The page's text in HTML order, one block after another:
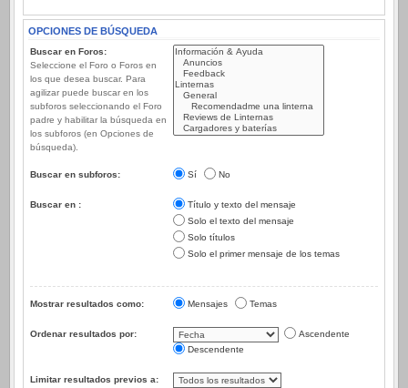
OPCIONES DE BÚSQUEDA
Buscar en Foros:
Seleccione el Foro o Foros en
los que desea buscar. Para
agilizar puede buscar en los
subforos seleccionando el Foro
padre y habilitar la búsqueda en
los subforos (en Opciones de
búsqueda).
Buscar en subforos: Sí No
Buscar en :
Título y texto del mensaje
Solo el texto del mensaje
Solo títulos
Solo el primer mensaje de los temas
Mostrar resultados como: Mensajes Temas
Ordenar resultados por:
Ascendente
Descendente
Limitar resultados previos a: